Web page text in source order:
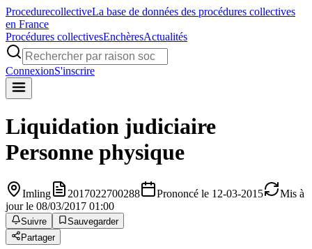
ProcedurecollectiveLa base de données des procédures collectives
en France
Procédures collectivesEnchèresActualités
ConnexionS'inscrire
Liquidation judiciaire
Personne physique
Imling 2017022700288 Prononcé le 12-03-2015
Mis à
jour le 08/03/2017 01:00
Suivre
Sauvegarder
Partager